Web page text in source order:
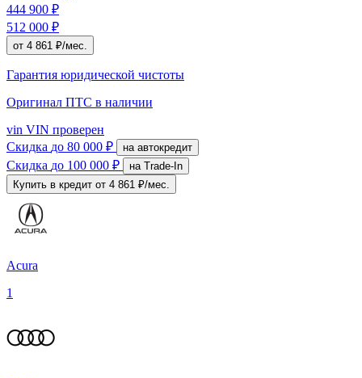
444 900 ₽
512 000 ₽
от 4 861 ₽/мес.
Гарантия юридической чистоты
Оригинал ПТС в наличии
vin VIN проверен
Скидка до 80 000 ₽ на автокредит
Скидка до 100 000 ₽
на Trade-In
Купить в кредит от 4 861 ₽/мес.
Acura
1